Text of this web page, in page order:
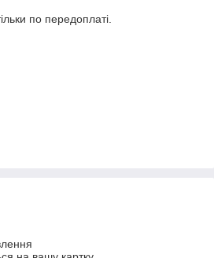
по передоплаті.